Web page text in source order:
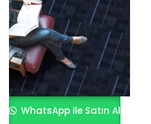
WhatsApp ile Satın Al